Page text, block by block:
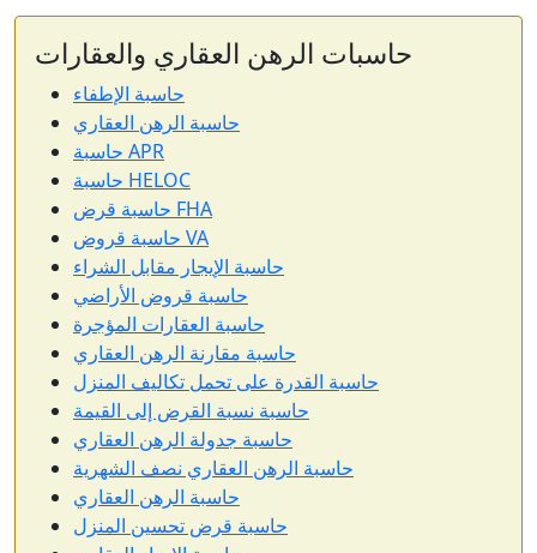
حاسبات الرهن العقاري والعقارات
حاسبة الإطفاء
حاسبة الرهن العقاري
حاسبة APR
حاسبة HELOC
حاسبة قرض FHA
حاسبة قروض VA
حاسبة الإيجار مقابل الشراء
حاسبة قروض الأراضي
حاسبة العقارات المؤجرة
حاسبة مقارنة الرهن العقاري
حاسبة القدرة على تحمل تكاليف المنزل
حاسبة نسبة القرض إلى القيمة
حاسبة جدولة الرهن العقاري
حاسبة الرهن العقاري نصف الشهرية
حاسبة الرهن العقاري
حاسبة قرض تحسين المنزل